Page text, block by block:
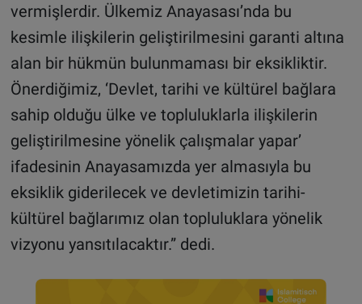
vermişlerdir. Ülkemiz Anayasası’nda bu
kesimle ilişkilerin geliştirilmesini garanti altına
alan bir hükmün bulunmaması bir eksikliktir.
Önerdiğimiz, ‘Devlet, tarihi ve kültürel bağlara
sahip olduğu ülke ve topluluklarla ilişkilerin
geliştirilmesine yönelik çalışmalar yapar’
ifadesinin Anayasamızda yer almasıyla bu
eksiklik giderilecek ve devletimizin tarihi-
kültürel bağlarımız olan topluluklara yönelik
vizyonu yansıtılacaktır.” dedi.